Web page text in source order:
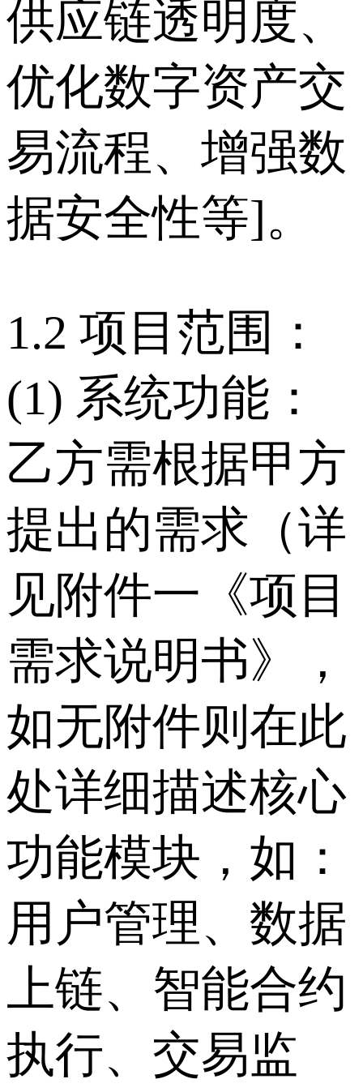
供应链透明度、
优化数字资产交
易流程、增强数
据安全性等]。
1.2 项目范围：
(1) 系统功能：
乙方需根据甲方
提出的需求（详
见附件一《项目
需求说明书》，
如无附件则在此
处详细描述核心
功能模块，如：
用户管理、数据
上链、智能合约
执行、交易监